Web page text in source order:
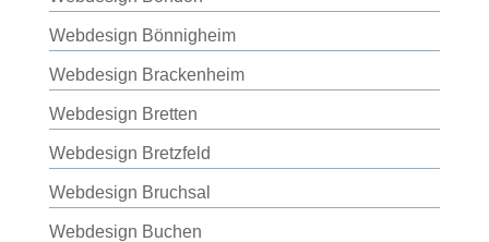
Webdesign Bönnigheim
Webdesign Brackenheim
Webdesign Bretten
Webdesign Bretzfeld
Webdesign Bruchsal
Webdesign Buchen